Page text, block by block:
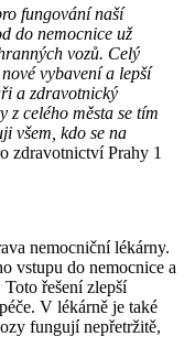
fungování naší
do nemocnice už
vozů. Celý
vybavení a lepší
a zdravotnický
z celého města se tím
všem, kdo se na
zdravotnictví Prahy 1
nemocniční lékárny.
vstupu do nemocnice a
řešení zlepší
V lékárně je také
fungují nepřetržitě,